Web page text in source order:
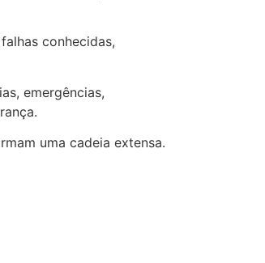
conhecidas,
emergências,
uma cadeia extensa.